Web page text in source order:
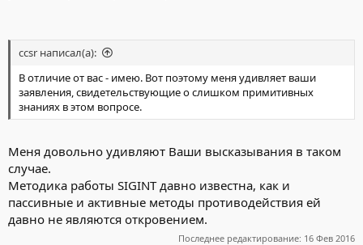
ccsr написал(а):
В отличие от вас - имею. Вот поэтому меня удивляет ваши
заявления, свидетельствующие о слишком примитивных
знаниях в этом вопросе.
Меня довольно удивляют Ваши высказывания в таком
случае.
Методика работы SIGINT давно известна, как и
пассивные и активные методы противодействия ей
давно не являются откровением.
Последнее редактирование: 16 Фев 2016